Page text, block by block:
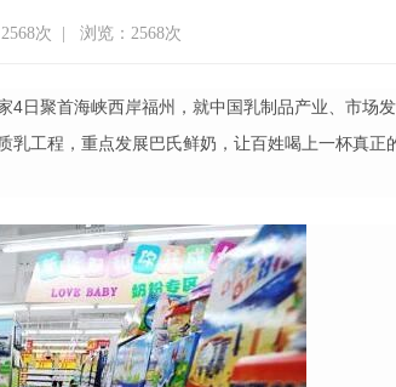
次 浏览：2568次
4日聚首海峡西岸福州，就中国乳制品产业、市场发
乳工程，重点发展巴氏鲜奶，让百姓喝上一杯真正